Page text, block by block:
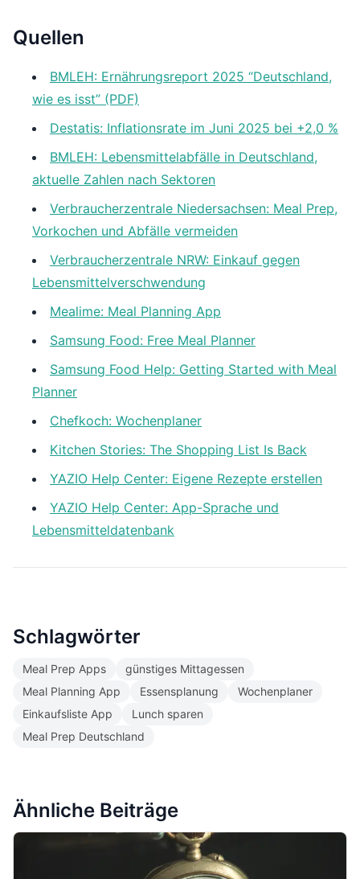
Quellen
BMLEH: Ernährungsreport 2025 “Deutschland,
wie es isst” (PDF)
Destatis: Inflationsrate im Juni 2025 bei +2,0 %
BMLEH: Lebensmittelabfälle in Deutschland,
aktuelle Zahlen nach Sektoren
Verbraucherzentrale Niedersachsen: Meal Prep,
Vorkochen und Abfälle vermeiden
Verbraucherzentrale NRW: Einkauf gegen
Lebensmittelverschwendung
Mealime: Meal Planning App
Samsung Food: Free Meal Planner
Samsung Food Help: Getting Started with Meal
Planner
Chefkoch: Wochenplaner
Kitchen Stories: The Shopping List Is Back
YAZIO Help Center: Eigene Rezepte erstellen
YAZIO Help Center: App-Sprache und
Lebensmitteldatenbank
Schlagwörter
Meal Prep Apps
günstiges Mittagessen
Meal Planning App
Essensplanung
Wochenplaner
Einkaufsliste App
Lunch sparen
Meal Prep Deutschland
Ähnliche Beiträge